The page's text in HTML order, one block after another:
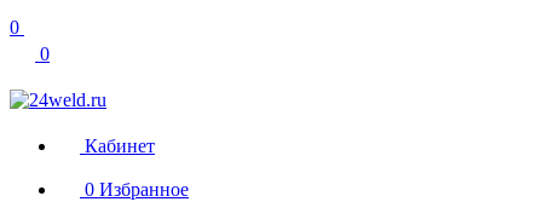
0
0
Кабинет
0 Избранное